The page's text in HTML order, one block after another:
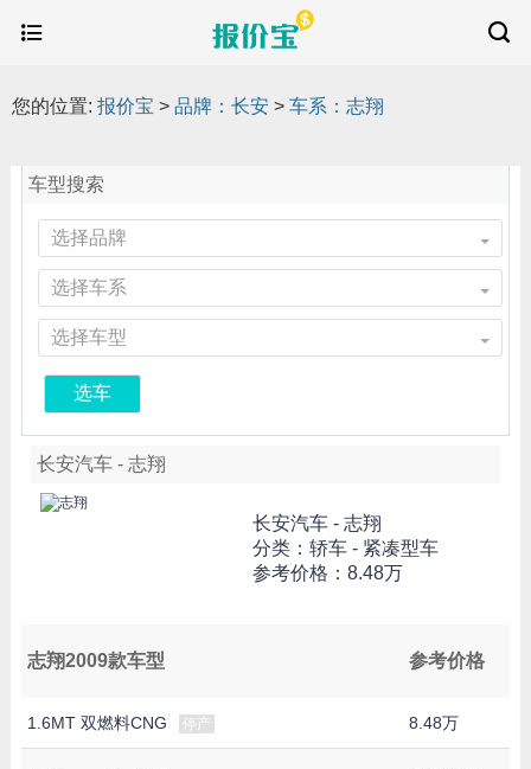
您的位置: 报价宝 > 品牌：长安 > 车系：志翔
车型搜索
选择品牌
选择车系
选择车型
选车
长安汽车 - 志翔
长安汽车 - 志翔
分类：轿车 - 紧凑型车
参考价格： 8.48万
志翔2009款车型 参考价格
1.6MT 双燃料CNG 停产 8.48万